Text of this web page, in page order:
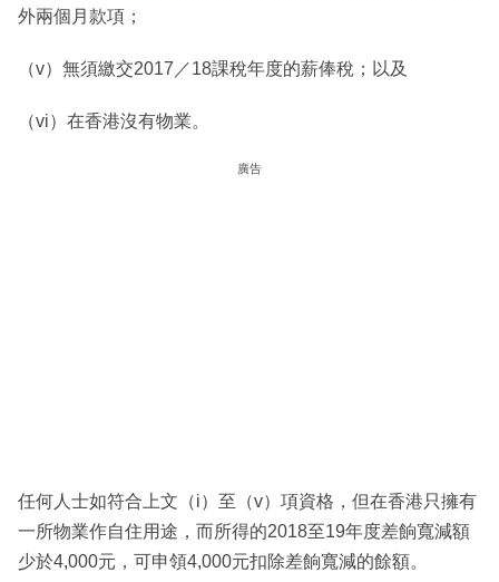
外兩個月款項；
（v）無須繳交2017／18課稅年度的薪俸稅；以及
（vi）在香港沒有物業。
廣告
任何人士如符合上文（i）至（v）項資格，但在香港只擁有
一所物業作自住用途，而所得的2018至19年度差餉寬減額
少於4,000元，可申領4,000元扣除差餉寬減的餘額。